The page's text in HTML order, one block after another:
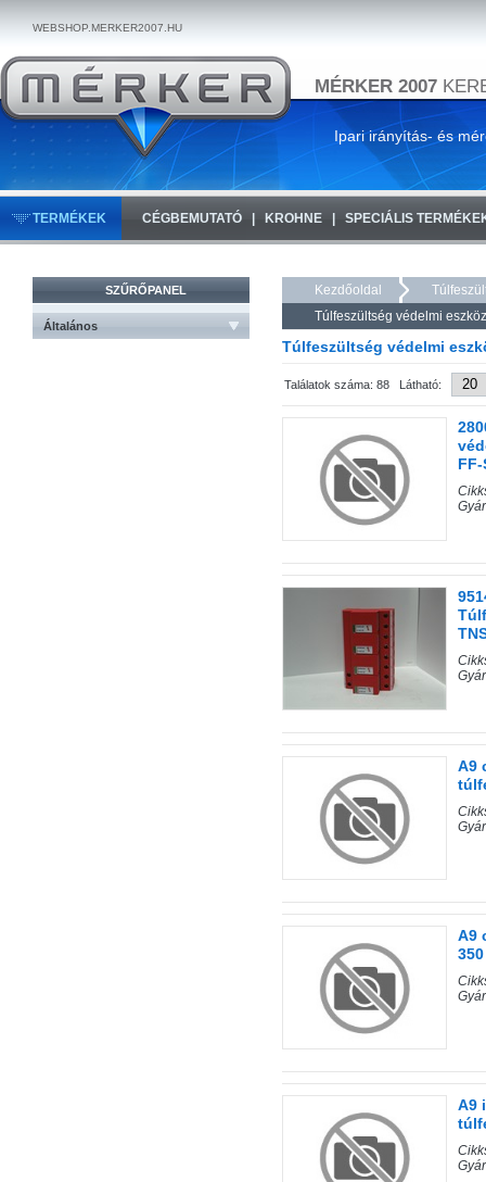
WEBSHOP.MERKER2007.HU
MÉRKER 2007
Ipari irányítás- és
TERMÉKEK CÉGBEMUTATÓ KROHNE SPECIÁLIS
Kezdőoldal
Túlfeszültség védelmi
Túlfeszültség védelmi
Találatok száma: 88 Látható:
FF-
A9
A9
A9
SZŰRŐPANEL
Általános